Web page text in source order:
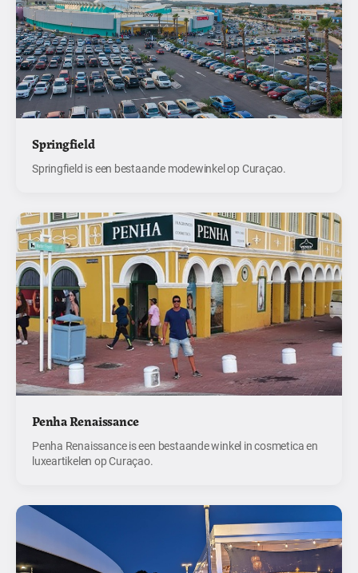
Springfield
Springfield is een bestaande modewinkel op Curaçao.
Penha Renaissance
Penha Renaissance is een bestaande winkel in cosmetica en
luxeartikelen op Curaçao.